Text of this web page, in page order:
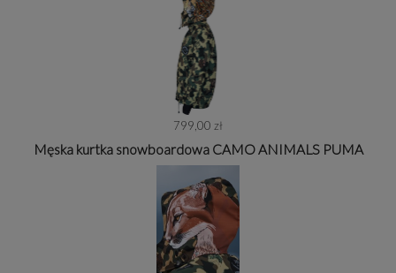
799,00 zł
Męska kurtka snowboardowa CAMO ANIMALS PUMA